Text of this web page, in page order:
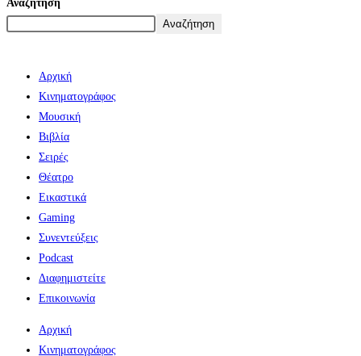
Αναζήτηση
Αναζήτηση
Αρχική
Κινηματογράφος
Μουσική
Βιβλία
Σειρές
Θέατρο
Εικαστικά
Gaming
Συνεντεύξεις
Podcast
Διαφημιστείτε
Επικοινωνία
Αρχική
Κινηματογράφος